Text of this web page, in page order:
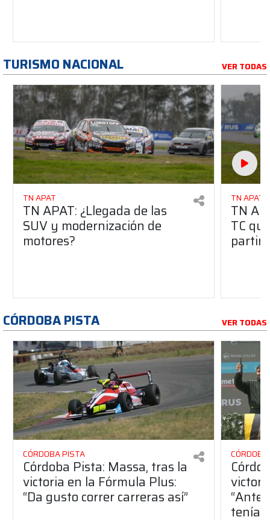
TURISMO NACIONAL VER TODAS
TN APAT
TN APAT: ¿Llegada de las
SUV y modernización de
motores?
TN APAT
TN
TC
partir
CÓRDOBA PISTA VER TODAS
CÓRDOBA PISTA
Córdoba Pista: Massa, tras la
victoria en la Fórmula Plus:
“Da gusto correr carreras así”